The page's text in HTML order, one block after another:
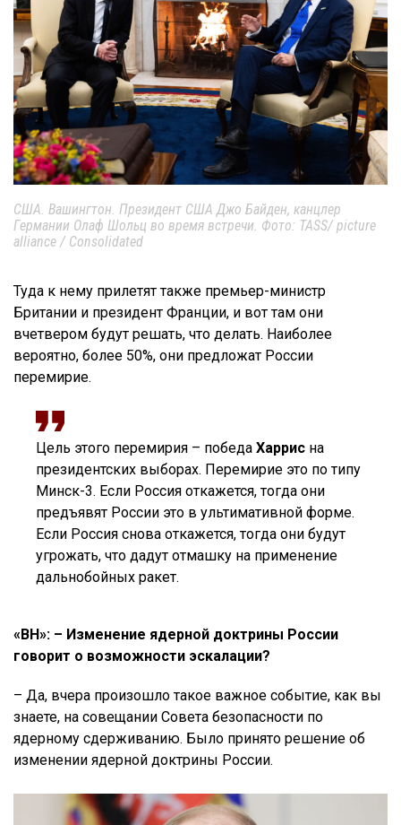
США. Вашингтон. Президент США Джо Байден, канцлер
Германии Олаф Шольц во время встречи. Фото: TASS/ picture
alliance / Consolidated
Туда к нему прилетят также премьер-министр
Британии и президент Франции, и вот там они
вчетвером будут решать, что делать. Наиболее
вероятно, более 50%, они предложат России
перемирие.
Цель этого перемирия – победа Харрис на
президентских выборах. Перемирие это по типу
Минск-3. Если Россия откажется, тогда они
предъявят России это в ультимативной форме.
Если Россия снова откажется, тогда они будут
угрожать, что дадут отмашку на применение
дальнобойных ракет.
«ВН»: – Изменение ядерной доктрины России
говорит о возможности эскалации?
– Да, вчера произошло такое важное событие, как вы
знаете, на совещании Совета безопасности по
ядерному сдерживанию. Было принято решение об
изменении ядерной доктрины России.